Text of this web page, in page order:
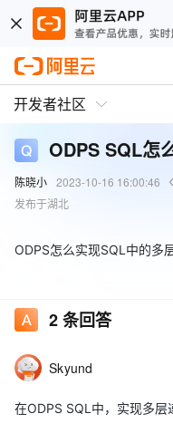
开发者社区
ODPS SQL怎
陈晓小 2023-10-16 16:00:46
发布于湖北
ODPS怎么实现SQL中的多
2条回答
Skyund
在ODPS SQL中，实现多